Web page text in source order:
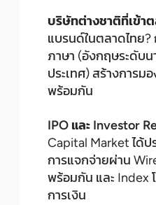
บริษัทต่างชาติที่เข้า
แบรนด์ในตลาดไทย
ภาษา (อังกฤษระดับน
ประเทศ) สร้างการม
พร้อมกัน
IPO และ Investor
Capital Market ได้ป
การแจกจ่ายผ่าน
พร้อมกัน และ
การเงิน